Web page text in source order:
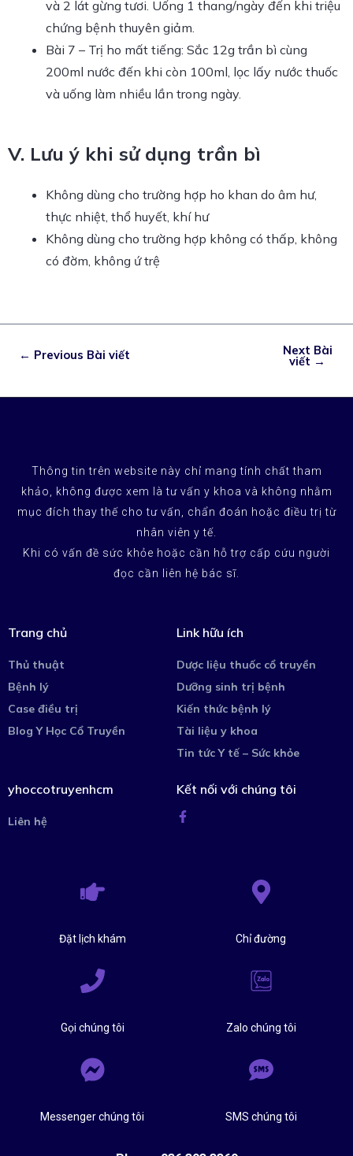
và 2 lát gừng tươi. Uống 1 thang/ngày đến khi triệu
chứng bệnh thuyên giảm.
Bài 7 – Trị ho mất tiếng: Sắc 12g trần bì cùng
200ml nước đến khi còn 100ml, lọc lấy nước thuốc
và uống làm nhiều lần trong ngày.
V. Lưu ý khi sử dụng trần bì
Không dùng cho trường hợp ho khan do âm hư,
thực nhiệt, thổ huyết, khí hư
Không dùng cho trường hợp không có thấp, không
có đờm, không ứ trệ
← Previous Bài viết Next Bài
viết →
Thông tin trên website này chỉ mang tính chất tham
khảo, không được xem là tư vấn y khoa và không nhằm
mục đích thay thế cho tư vấn, chẩn đoán hoặc điều trị từ
nhân viên y tế.
Khi có vấn đề sức khỏe hoặc cần hỗ trợ cấp cứu người
đọc cần liên hệ bác sĩ.
Trang chủ
Thủ thuật
Bệnh lý
Case điều trị
Blog Y Học Cổ Truyền
Link hữu ích
Dược liệu thuốc cổ truyền
Dưỡng sinh trị bệnh
Kiến thức bệnh lý
Tài liệu y khoa
Tin tức Y tế – Sức khỏe
yhoccotruyenhcm
Liên hệ
Kết nối với chúng tôi
Đặt lịch khám Chỉ đường
Gọi chúng tôi Zalo chúng tôi
Messenger chúng tôi SMS chúng tôi